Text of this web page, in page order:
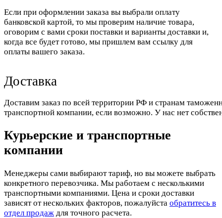
Если при оформлении заказа вы выбрали оплату
банковской картой, то мы проверим наличие товара,
оговорим с вами сроки поставки и варианты доставки и,
когда все будет готово, мы пришлем вам ссылку для
оплаты вашего заказа.
Доставка
Доставим заказ по всей территории РФ и странам
транспортной компании, если возможно. У нас нет
Курьерские и транспортные
компании
Менеджеры сами выбирают тариф, но вы можете выбрать
конкретного перевозчика. Мы работаем с несколькими
транспортными компаниями. Цена и сроки доставки
зависят от нескольких факторов, пожалуйста обратитесь в
отдел продаж для точного расчета.